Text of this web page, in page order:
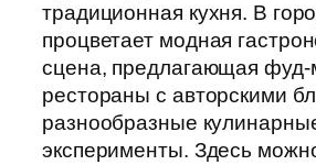
традиционная кухня. В
процветает модная
сцена, предлагающая фуд-
рестораны с авторскими
разнообразные
эксперименты. Здесь